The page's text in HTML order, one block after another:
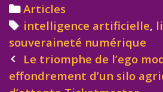
Categories
Articles
Tags
intelligence artificielle,
souveraineté numérique
Post
navigation
Le triomphe de l’ego
effondrement d’un silo